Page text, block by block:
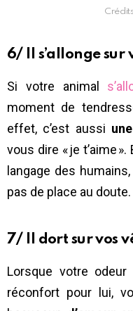
6/ Il s’allonge sur
Si votre animal
moment de
effet, c’est aussi
vous dire « je t’aime ».
langage des
pas de place au doute.
7/ Il dort sur vos
Lorsque votre
réconfort pour lui,